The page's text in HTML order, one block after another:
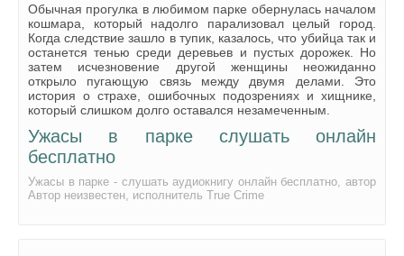
Обычная прогулка в любимом парке обернулась началом
кошмара, который надолго парализовал целый город.
Когда следствие зашло в тупик, казалось, что убийца так и
останется тенью среди деревьев и пустых дорожек. Но
затем исчезновение другой женщины неожиданно
открыло пугающую связь между двумя делами. Это
история о страхе, ошибочных подозрениях и хищнике,
который слишком долго оставался незамеченным.
Ужасы в парке слушать онлайн
бесплатно
Ужасы в парке - слушать аудиокнигу онлайн бесплатно, автор
Автор неизвестен, исполнитель True Crime